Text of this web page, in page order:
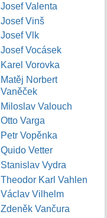
Josef Valenta
Josef Vinš
Josef Vlk
Josef Vocásek
Karel Vorovka
Matěj Norbert
Vaněček
Miloslav Valouch
Otto Varga
Petr Vopěnka
Quido Vetter
Stanislav Vydra
Theodor Karl Vahlen
Václav Vilhelm
Zdeněk Vančura